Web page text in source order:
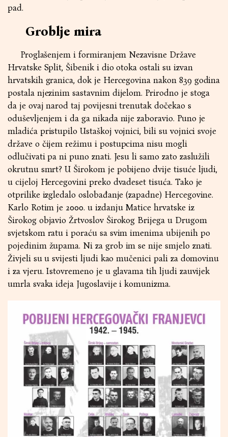
pad.
Groblje mira
Proglašenjem i formiranjem Nezavisne Države
Hrvatske Split, Šibenik i dio otoka ostali su izvan
hrvatskih granica, dok je Hercegovina nakon 839 godina
postala njezinim sastavnim dijelom. Prirodno je stoga
da je ovaj narod taj povijesni trenutak dočekao s
oduševljenjem i da ga nikada nije zaboravio. Puno je
mladića pristupilo Ustaškoj vojnici, bili su vojnici svoje
države o čijem režimu i postupcima nisu mogli
odlučivati pa ni puno znati. Jesu li samo zato zaslužili
okrutnu smrt? U Širokom je pobijeno dvije tisuće ljudi,
u cijeloj Hercegovini preko dvadeset tisuća. Tako je
otprilike izgledalo oslobađanje (zapadne) Hercegovine.
Karlo Rotim je 2000. u izdanju Matice hrvatske iz
Širokog objavio Žrtvoslov Širokog Brijega u Drugom
svjetskom ratu i poraću sa svim imenima ubijenih po
pojedinim župama. Ni za grob im se nije smjelo znati.
Živjeli su u svijesti ljudi kao mučenici pali za domovinu
i za vjeru. Istovremeno je u glavama tih ljudi zauvijek
umrla svaka ideja Jugoslavije i komunizma.